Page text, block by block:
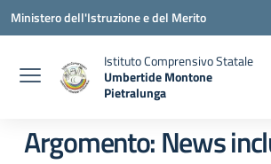
Vai ai contenuti
Vai al menu di navigazione
Vai al footer
Ministero dell'Istruzione e del Merito
Istituto Comprensivo Statale
Umbertide Montone
Pietralunga
Argomento: News